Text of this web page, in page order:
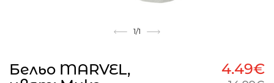
1/1
Бельо MARVEL,
4.49€